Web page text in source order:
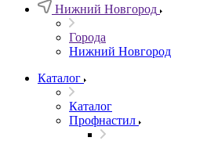
Нижний Новгород
Города
Нижний Новгород
Каталог
Каталог
Профнастил